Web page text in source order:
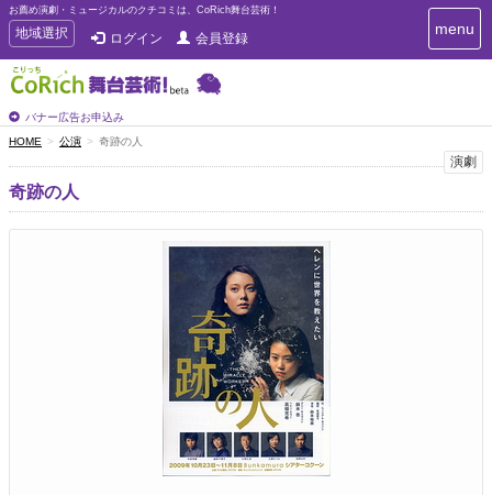
お薦め演劇・ミュージカルのクチコミは、CoRich舞台芸術！
T
o
g
g
e
n
a
v
i
地域選択 ログイン 会員登録
バナー広告お申込み
T
o
i
menu
HOME 公演 奇跡の人
演劇
奇跡の人